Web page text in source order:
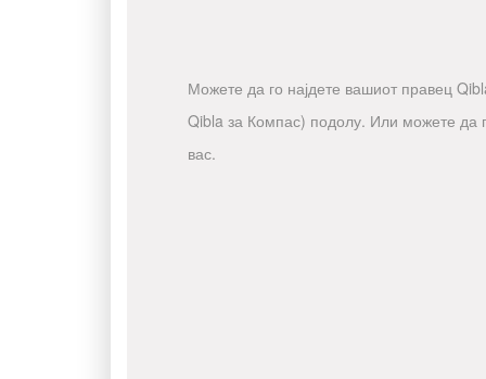
Можете да го најдете вашиот правец
Qibla за Компас) подолу. Или можете да
вас.